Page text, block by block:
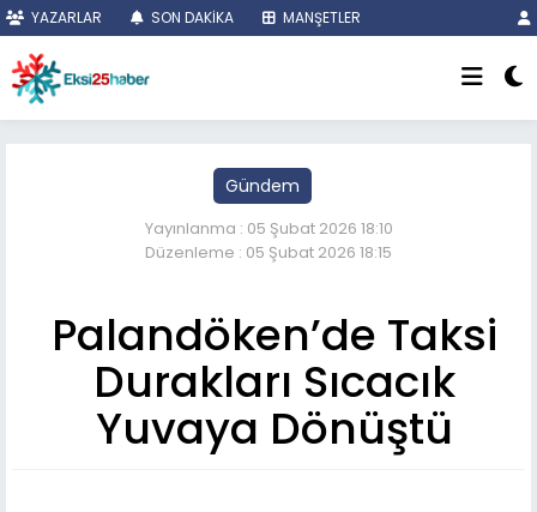
YAZARLAR SON DAKİKA MANŞETLER
Gündem
Yayınlanma : 05 Şubat 2026 18:10
Düzenleme : 05 Şubat 2026 18:15
Palandöken’de Taksi
Durakları Sıcacık
Yuvaya Dönüştü